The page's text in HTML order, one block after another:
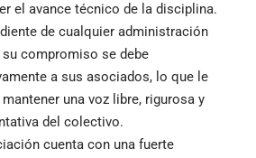
el avance técnico de la disciplina.
de cualquier administración
su compromiso se debe
a sus asociados, lo que le
una voz libre, rigurosa y
del colectivo.
cuenta con una fuerte